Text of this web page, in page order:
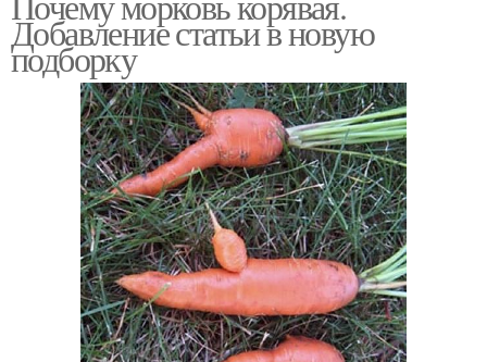
Добавление статьи в новую
подборку